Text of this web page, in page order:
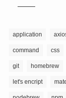
application
command css
git homebrew
let's encript